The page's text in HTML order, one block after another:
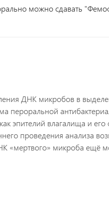
можно сдавать
ДНК микробов в
пероральной
эпителий влагалища и
проведения анализа
«мертвого» микроба ещё